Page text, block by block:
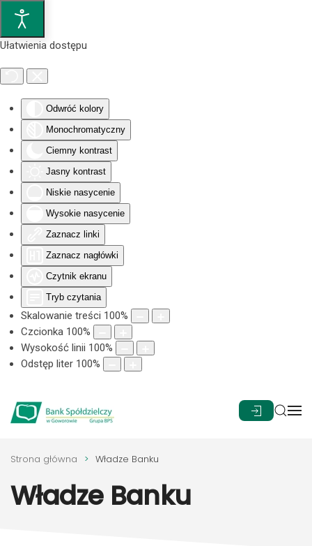
Ułatwienia dostępu
Odwróć kolory
Monochromatyczny
Ciemny kontrast
Jasny kontrast
Niskie nasycenie
Wysokie nasycenie
Zaznacz linki
Zaznacz nagłówki
Czytnik ekranu
Tryb czytania
Skalowanie treści 100%
Czcionka 100%
Wysokość linii 100%
Odstęp liter 100%
Przejdź do głównej treści
Strona główna Władze Banku
Władze Banku